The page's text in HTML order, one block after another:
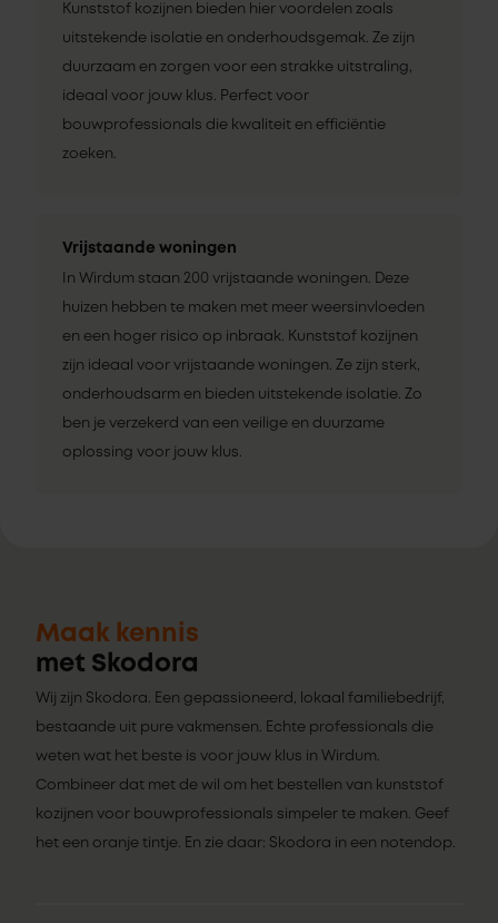
Kunststof kozijnen bieden hier voordelen zoals
uitstekende isolatie en onderhoudsgemak. Ze zijn
duurzaam en zorgen voor een strakke uitstraling,
ideaal voor jouw klus. Perfect voor
bouwprofessionals die kwaliteit en efficiëntie
zoeken.
Vrijstaande woningen
In Wirdum staan 200 vrijstaande woningen. Deze
huizen hebben te maken met meer weersinvloeden
en een hoger risico op inbraak. Kunststof kozijnen
zijn ideaal voor vrijstaande woningen. Ze zijn sterk,
onderhoudsarm en bieden uitstekende isolatie. Zo
ben je verzekerd van een veilige en duurzame
oplossing voor jouw klus.
Maak kennis
met Skodora
Wij zijn Skodora. Een gepassioneerd, lokaal familiebedrijf,
bestaande uit pure vakmensen. Echte professionals die
weten wat het beste is voor jouw klus in Wirdum.
Combineer dat met de wil om het bestellen van kunststof
kozijnen voor bouwprofessionals simpeler te maken. Geef
het een oranje tintje. En zie daar: Skodora in een notendop.